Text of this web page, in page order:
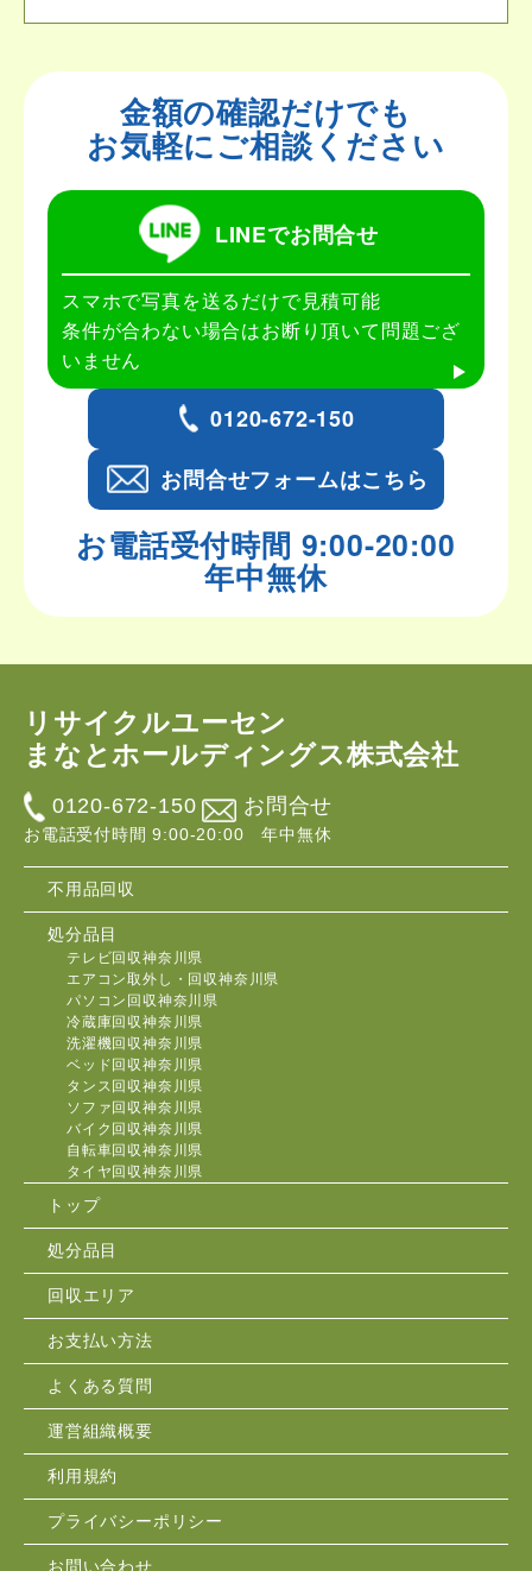
金額の確認だけでも
お気軽にご相談ください
LINEでお問合せ
スマホで写真を送るだけで見積可能
条件が合わない場合はお断り頂いて問題ござ
いません
0120-672-150
お問合せフォームはこちら
お電話受付時間 9:00-20:00
年中無休
リサイクルユーセン
まなとホールディングス株式会社
0120-672-150 お問合せ
お電話受付時間 9:00-20:00 年中無休
不用品回収
処分品目
テレビ回収神奈川県
エアコン取外し・回収神奈川県
パソコン回収神奈川県
冷蔵庫回収神奈川県
洗濯機回収神奈川県
ベッド回収神奈川県
タンス回収神奈川県
ソファ回収神奈川県
バイク回収神奈川県
自転車回収神奈川県
タイヤ回収神奈川県
トップ
処分品目
回収エリア
お支払い方法
よくある質問
運営組織概要
利用規約
プライバシーポリシー
お問い合わせ